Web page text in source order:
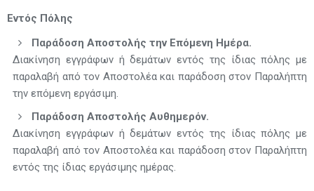
Εντός Πόλης
Παράδοση Αποστολής την Επόμενη Ημέρα.
Διακίνηση εγγράφων ή δεμάτων εντός της ίδιας πόλης με
παραλαβή από τον Αποστολέα και παράδοση στον Παραλήπτη
την επόμενη εργάσιμη.
Παράδοση Αποστολής Αυθημερόν.
Διακίνηση εγγράφων ή δεμάτων εντός της ίδιας πόλης με
παραλαβή από τον Αποστολέα και παράδοση στον Παραλήπτη
εντός της ίδιας εργάσιμης ημέρας.